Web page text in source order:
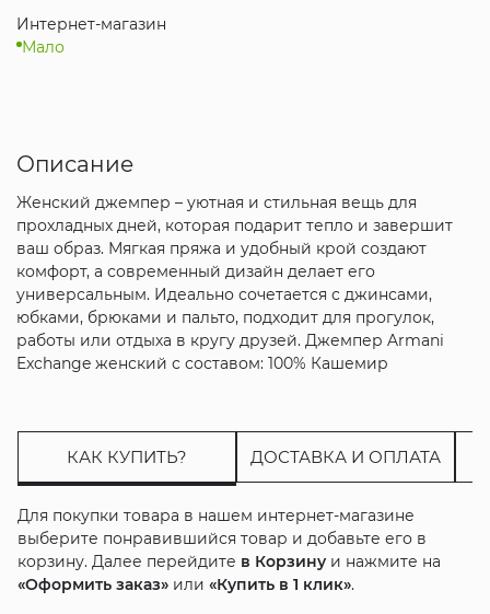
Интернет-магазин
Мало
Описание
Женский джемпер – уютная и стильная вещь для
прохладных дней, которая подарит тепло и завершит
ваш образ. Мягкая пряжа и удобный крой создают
комфорт, а современный дизайн делает его
универсальным. Идеально сочетается с джинсами,
юбками, брюками и пальто, подходит для прогулок,
работы или отдыха в кругу друзей. Джемпер Armani
Exchange женский с составом: 100% Кашемир
КАК КУПИТЬ? ДОСТАВКА И ОПЛАТА
Для покупки товара в нашем интернет-магазине
выберите понравившийся товар и добавьте его в
корзину. Далее перейдите в Корзинуи нажмите на
«Оформить заказ»или «Купить в 1 клик».